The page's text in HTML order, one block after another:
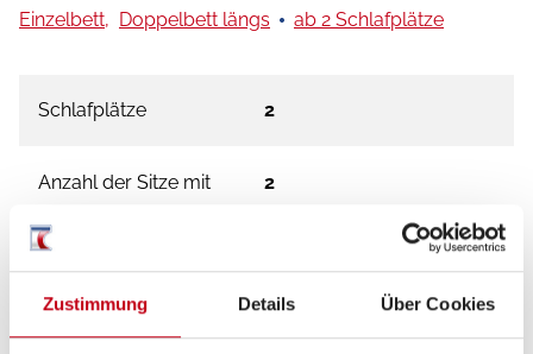
Zustimmung Details Über Cookies
Einzelbett, Doppelbett längs ab 2 Schlafplätze
Schlafplätze 2
Anzahl der Sitze mit
2
Mittelsitzgruppe